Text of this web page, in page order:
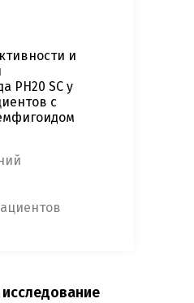
и
PH20 SC у
с